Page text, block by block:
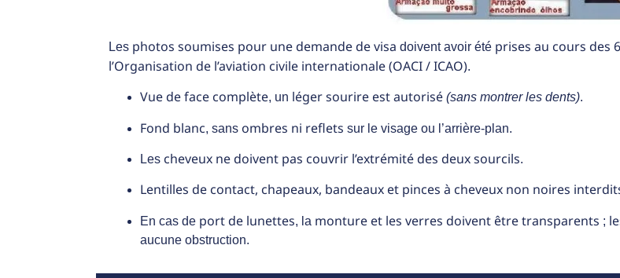
Les photos soumises pour une demande de visa doivent avoir été prises au cours des
l’Organisation de l’aviation civile internationale (OACI / ICAO).
Vue de face complète, un léger sourire est autorisé (sans montrer les dents).
Fond blanc, sans ombres ni reflets sur le visage ou l’arrière-plan.
Les cheveux ne doivent pas couvrir l’extrémité des deux sourcils.
Lentilles de contact, chapeaux, bandeaux et pinces à cheveux non noires
En cas de port de lunettes, la monture et les verres doivent être transparents ;
aucune obstruction.